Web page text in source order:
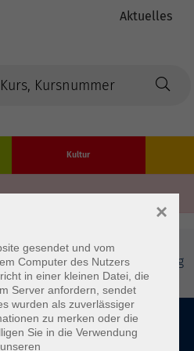
Aktuelles
Kultur
AGB/Widerrufsbelehrung
gesendet und vom
Computer des Nutzers
in einer kleinen Datei, die
Server anfordern, sendet
wurden als zuverlässiger
zu merken oder die
Sie in die Verwendung
×